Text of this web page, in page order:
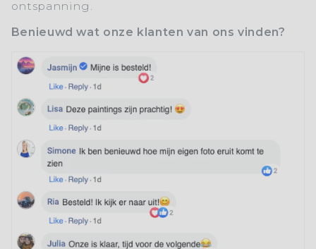
ontspanning.
Benieuwd wat onze klanten van ons vinden?